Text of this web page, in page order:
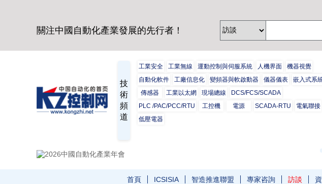
關注中國自動化產業發展的先行者！
技
術
頻
道
工業安全 工業無線 運動控制與伺服系統 人機界面
機器視覺
自動化軟件
工廠信息化 變頻器與軟啟動器 儀器儀表
嵌入式系
傳感器
工業以太網 現場總線
DCS/FCS/SCADA
PLC /PAC/PCC/RTU
工控機 電源 SCADA-RTU
電氣聯接
低壓電器
首頁 ICSISIA 智造推進聯盟 專家咨詢 訪談